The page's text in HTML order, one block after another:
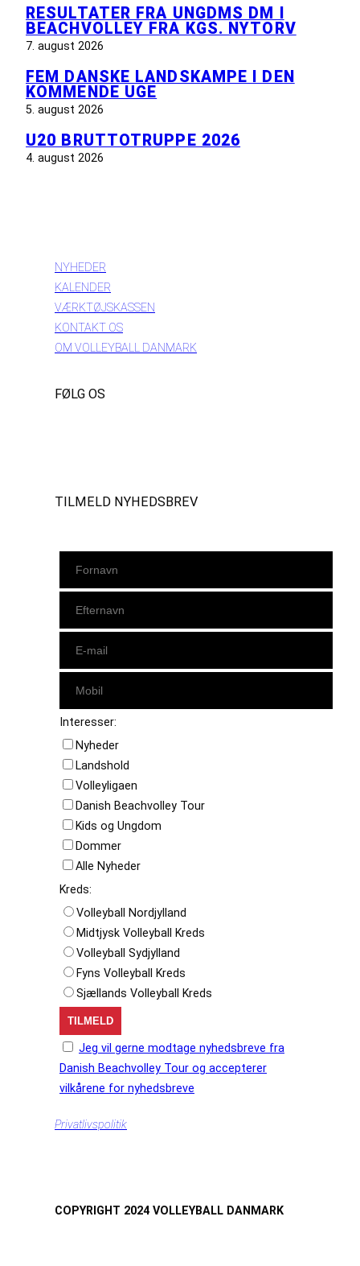
RESULTATER FRA UNGDMS DM I
BEACHVOLLEY FRA KGS. NYTORV
7. august 2026
FEM DANSKE LANDSKAMPE I DEN
KOMMENDE UGE
5. august 2026
U20 BRUTTOTRUPPE 2026
4. august 2026
NYHEDER
KALENDER
VÆRKTØJSKASSEN
KONTAKT OS
OM VOLLEYBALL DANMARK
FØLG OS
TILMELD NYHEDSBREV
Interesser:
Nyheder
Landshold
Volleyligaen
Danish Beachvolley Tour
Kids og Ungdom
Dommer
Alle Nyheder
Kreds:
Volleyball Nordjylland
Midtjysk Volleyball Kreds
Volleyball Sydjylland
Fyns Volleyball Kreds
Sjællands Volleyball Kreds
Jeg vil gerne modtage nyhedsbreve fra
Danish Beachvolley Tour og accepterer
vilkårene for nyhedsbreve
Privatlivspolitik
COPYRIGHT 2024 VOLLEYBALL DANMARK